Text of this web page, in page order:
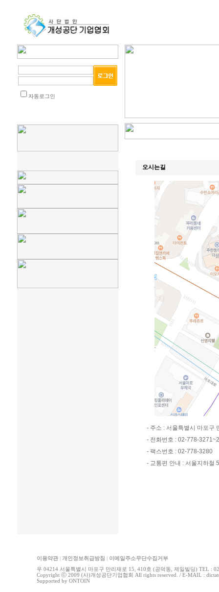
자동로그인
오시는길
- 주소 : 서울특별시 마포구
- 전화번호 : 02-778-3271~2
- 팩스번호 : 02-778-3280
- 교통편 안내 : 서울지하철
이용약관 개인정보취급방침
이메일주소무단수집거부
우 04214 서울특별시 마포구 만리재로 15, 410호 (공덕동, 제일빌딩) TEL :
Copyright ⓒ 2009 (사)개성공단기업협회 All rights reserved. / E-MAIL :
Supported by ONTOIN